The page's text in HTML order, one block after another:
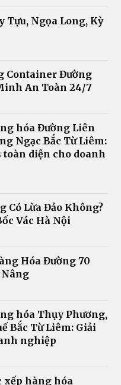
Tựu, Ngọa Long, Kỳ
Container Đường
An Toàn 24/7
hóa Đường Liên
Ngạc Bắc Từ Liêm:
diện cho doanh
Có Lừa Đảo Không?
Vác Hà Nội
Hóa Đường 70
Nâng
hóa Thụy Phương,
Bắc Từ Liêm: Giải
nghiệp
xếp hàng hóa